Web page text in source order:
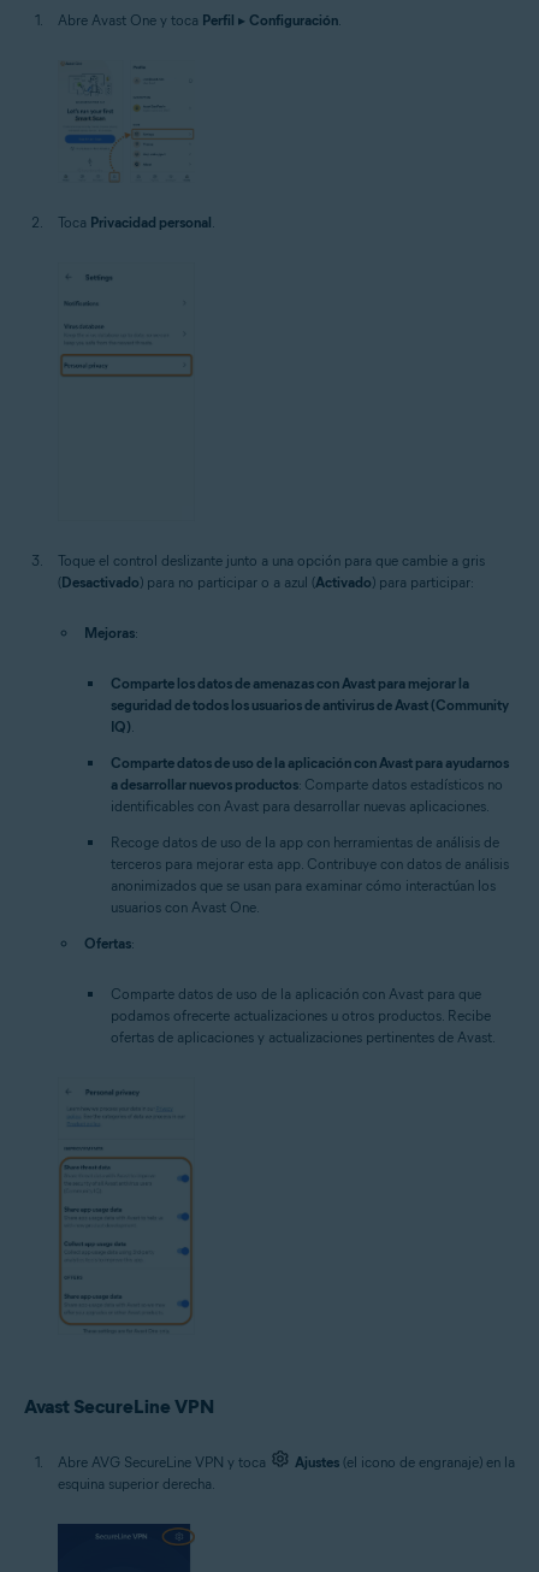
Abre Avast One y toca Perfil ▸ Configuración.
Toca Privacidad personal.
Toque el control deslizante junto a una opción para que cambie a gris
(Desactivado) para no participar o a azul (Activado) para participar:
Mejoras:
Comparte los datos de amenazas con Avast para mejorar la
seguridad de todos los usuarios de antivirus de Avast (Community
IQ)
Comparte datos de uso de la aplicación con Avast para ayudarnos
a desarrollar nuevos productos: Comparte datos estadísticos no
identificables con Avast para desarrollar nuevas aplicaciones.
Recoge datos de uso de la app con herramientas de análisis de
terceros para mejorar esta app. Contribuye con datos de análisis
anonimizados que se usan para examinar cómo interactúan los
usuarios con Avast One.
Ofertas:
Comparte datos de uso de la aplicación con Avast para que
podamos ofrecerte actualizaciones u otros productos. Recibe
ofertas de aplicaciones y actualizaciones pertinentes de Avast.
Avast SecureLine VPN
Abre AVG SecureLine VPN y toca Ajustes (el icono de engranaje) en la
esquina superior derecha.